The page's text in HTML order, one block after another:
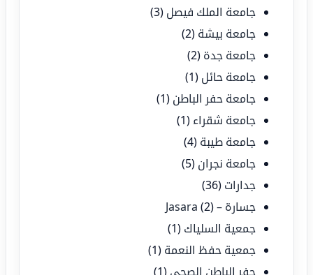
جامعة الملك فيصل (3)
جامعة بيشة (2)
جامعة جدة (2)
جامعة حائل (1)
جامعة حفر الباطن (1)
جامعة شقراء (1)
جامعة طيبة (4)
جامعة نجران (5)
جدارات (36)
جسارة – Jasara(2)
جمعية السلياك (1)
جمعية حفظ النعمة (1)
حفر الباطن الصحي (1)